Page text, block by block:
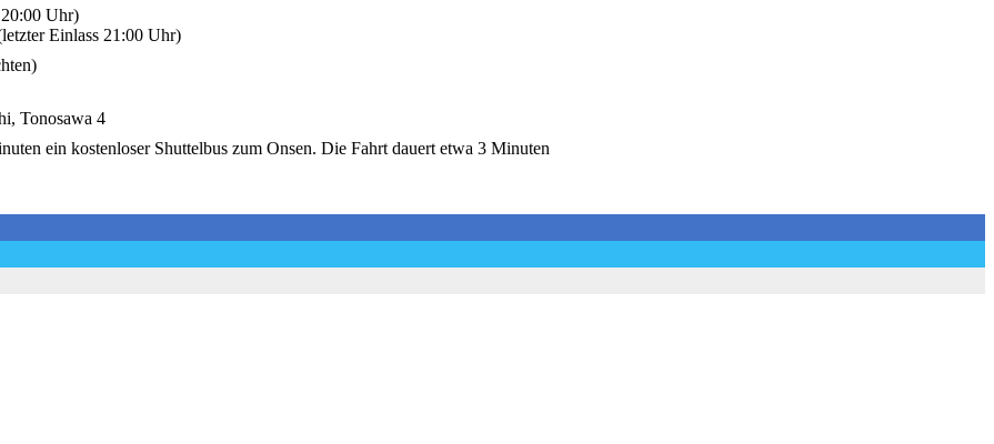
Uhr)
Einlass 21:00 Uhr)
Tonosawa 4
ein kostenloser Shuttelbus zum Onsen. Die Fahrt dauert etwa 3 Minuten